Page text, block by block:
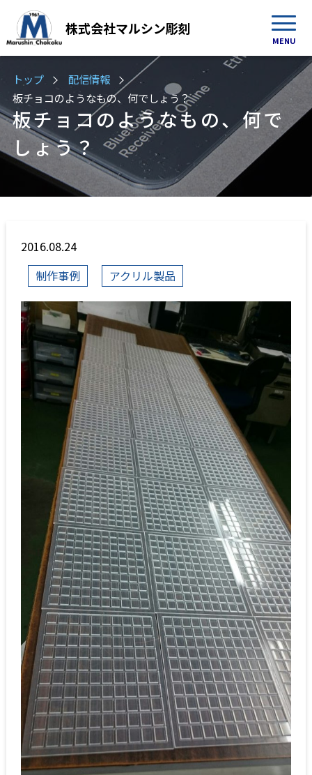
株式会社マルシン彫刻
MENU
トップ
配信情報
板チョコのようなもの、何でしょう？
板チョコのようなもの、何で
しょう？
2016.08.24
制作事例
アクリル製品